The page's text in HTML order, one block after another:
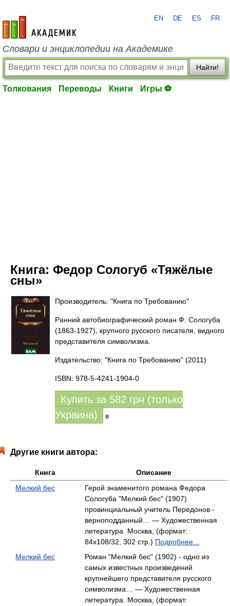
academic.ru
EN DE ES FR
Словари и энциклопедии на Академике
Найти!
Толкования Переводы Книги Игры ⚽
Книга: Федор Сологуб «Тяжёлые
сны»
Производитель: "Книга по Требованию"
Ранний автобиографический роман Ф. Сологуба
(1863-1927), крупного русского писателя, видного
представителя символизма.
Издательство: "Книга по Требованию" (2011)
ISBN: 978-5-4241-1904-0
Купить за 582 грн (только
Украина)
в
Другие книги автора:
Книга
Описание
Мелкий бес
Герой знаменитого романа Федора
Сологуба "Мелкий бес" (1907)
провинциальный учитель Передонов -
верноподданный… — Художественная
литература. Москва, (формат:
84x108/32, 302 стр.) Подробнее...
Мелкий бес
Роман "Мелкий бес" (1902) - одно из
самых известных произведений
крупнейшего представителя русского
символизма… — Художественная
литература. Москва, (формат: